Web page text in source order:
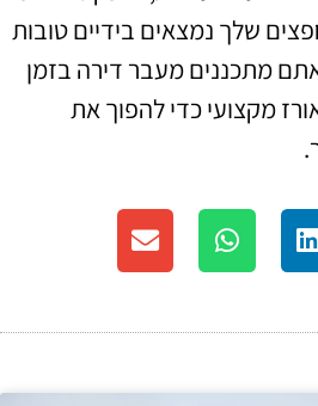
שלך נמצאים בידיים טובות
מתכננים מעבר דירה בזמן
מקצועי כדי להפוך את